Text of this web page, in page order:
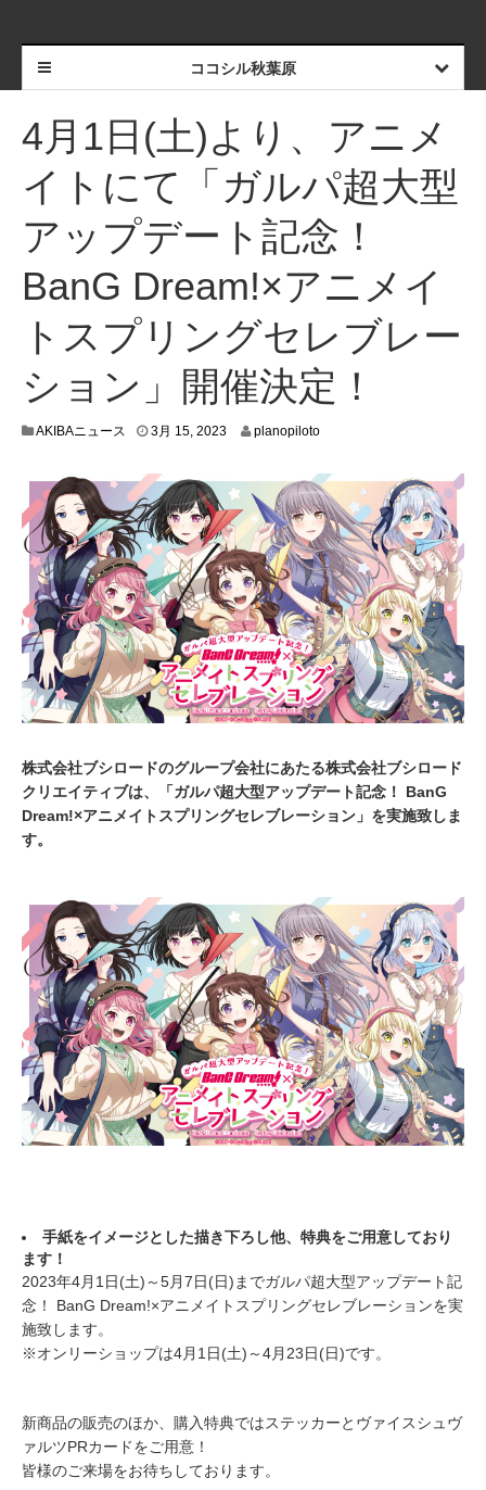
ココシル秋葉原
4月1日(土)より、アニメ
イトにて「ガルパ超大型
アップデート記念！
BanG Dream!×アニメイ
トスプリングセレブレー
ション」開催決定！
AKIBAニュース 3月 15, 20233
,
2
0
2
3
planopiloto
株式会社ブシロードのグループ会社にあたる株式会社ブシロード
クリエイティブは、「ガルパ超大型アップデート記念！ BanG
Dream!×アニメイトスプリングセレブレーション」を実施致しま
す。
手紙をイメージとした描き下ろし他、特典をご用意しており
ます！
2023年4月1日(土)～5月7日(日)までガルパ超大型アップデート記
念！ BanG Dream!×アニメイトスプリングセレブレーションを実
施致します。
※オンリーショップは4月1日(土)～4月23日(日)です。
新商品の販売のほか、購入特典ではステッカーとヴァイスシュヴ
ァルツPRカードをご用意！
皆様のご来場をお待ちしております。